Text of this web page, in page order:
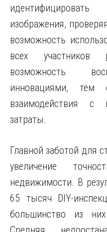
изображения,
возможность
всех участников
возможность
инновациями,
взаимодействия с
затраты.
Главной заботой для
увеличение
недвижимости. В
65 тысяч DIY-
большинство из